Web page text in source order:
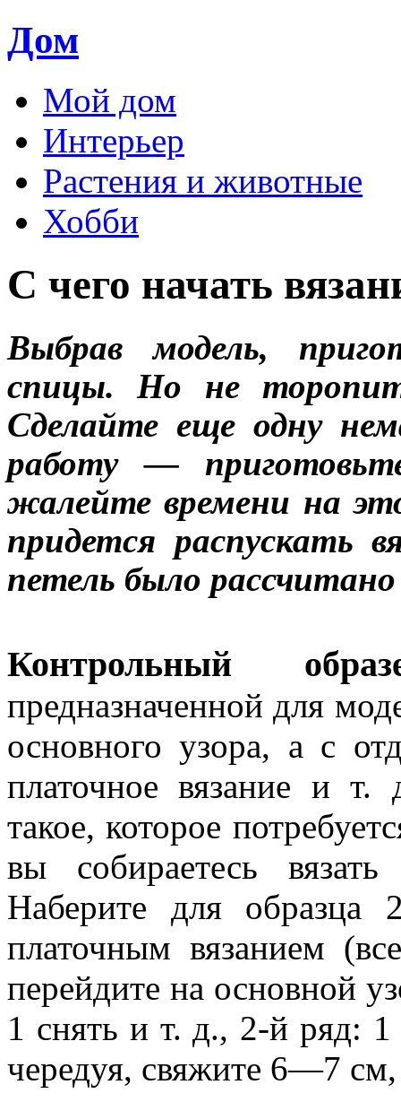
Дом
Мой дом
Интерьер
Растения и животные
Хобби
С чего начать
Выбрав модель,
спицы. Но не
Сделайте еще одну
работу —
жалейте времени на
придется распускать
петель было
Контрольный
предназначенной для
основного узора, а с
платочное вязание и
такое, которое
вы собираетесь
Наберите для
платочным вязанием
перейдите на основной
1 снять и т. д., 2-й ряд:
чередуя, свяжите 6—7 см,